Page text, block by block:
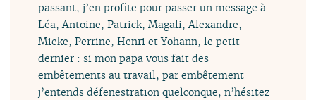
passant, j’en profite pour passer un message à
Léa, Antoine, Patrick, Magali, Alexandre,
Mieke, Perrine, Henri et Yohann, le petit
dernier : si mon papa vous fait des
embêtements au travail, par embêtement
j’entends défenestration quelconque, n’hésitez